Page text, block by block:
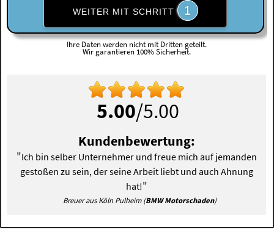
WEITER MIT SCHRITT 1
Ihre Daten werden nicht mit Dritten geteilt.
Wir garantieren 100% Sicherheit.
5.00/5.00
Kundenbewertung:
"Ich bin selber Unternehmer und freue mich auf jemanden
gestoßen zu sein, der seine Arbeit liebt und auch Ahnung
hat!"
Breuer aus Köln Pulheim (BMW Motorschaden)